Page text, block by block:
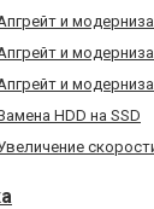
и
и
и
HDD на SSD